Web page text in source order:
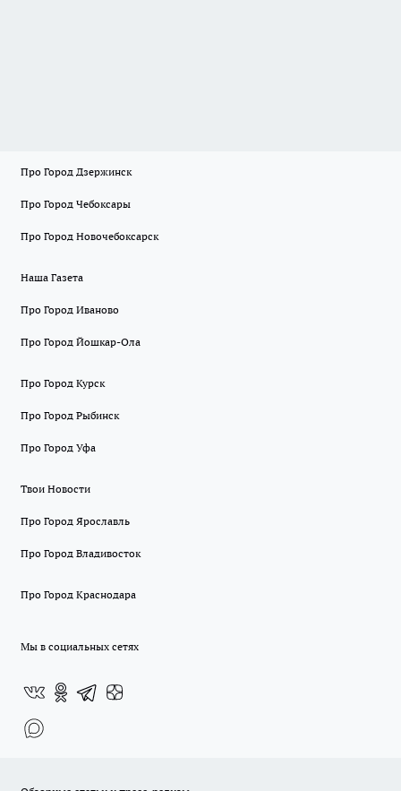
Про Город Дзержинск
Про Город Чебоксары
Про Город Новочебоксарск
Наша Газета
Про Город Иваново
Про Город Йошкар-Ола
Про Город Курск
Про Город Рыбинск
Про Город Уфа
Твои Новости
Про Город Ярославль
Про Город Владивосток
Про Город Краснодара
Мы в социальных сетях